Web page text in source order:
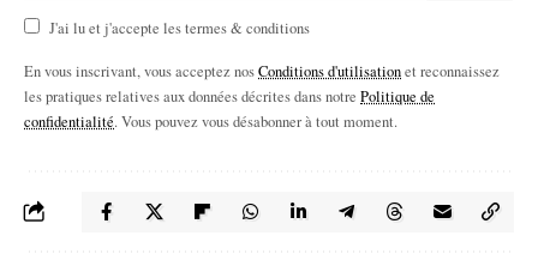
J'ai lu et j'accepte les termes & conditions
En vous inscrivant, vous acceptez nosConditions d'utilisationet reconnaissez
les pratiques relatives aux données décrites dans notre Politique de
confidentialité. Vous pouvez vous désabonner à tout moment.